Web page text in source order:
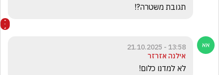
תגובת משטרה?!
13:58 - 21.10.2025
אילנה אזרזר
לא למדנו כלום!